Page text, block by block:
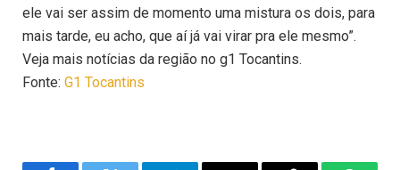
ele vai ser assim de momento uma mistura os dois, para
mais tarde, eu acho, que aí já vai virar pra ele mesmo”.
Veja mais notícias da região no g1 Tocantins.
Fonte: G1 Tocantins